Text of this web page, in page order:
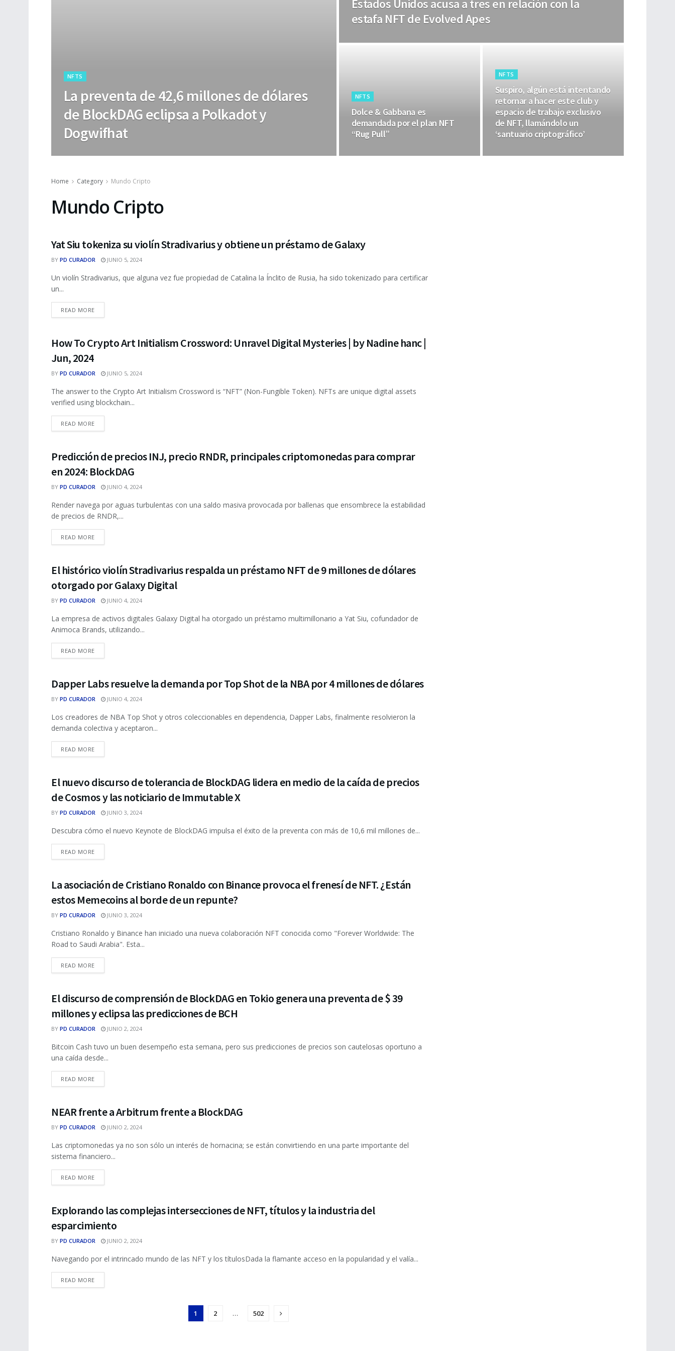
NFTS
La preventa de 42,6 millones de dólares
de BlockDAG eclipsa a Polkadot y
Dogwifhat
Estados Unidos acusa a tres en relación con la
estafa NFT de Evolved Apes
NFTS
Dolce & Gabbana es
demandada por el plan NFT
“Rug Pull”
NFTS
Suspiro, algún está intentando
retornar a hacer este club y
espacio de trabajo exclusivo
de NFT, llamándolo un
‘santuario criptográfico’
Home Category Mundo Cripto
Mundo Cripto
NFTS
Yat Siu tokeniza su violín Stradivarius y obtiene un préstamo de Galaxy
BY PD CURADOR JUNIO 5, 2024
Un violín Stradivarius, que alguna vez fue propiedad de Catalina la Ínclito de Rusia, ha sido tokenizado para certificar
un...
READ MOREDETAILS
NFTS
How To Crypto Art Initialism Crossword: Unravel Digital Mysteries | by Nadine hanc |
Jun, 2024
BY PD CURADOR JUNIO 5, 2024
The answer to the Crypto Art Initialism Crossword is “NFT” (Non-Fungible Token). NFTs are unique digital assets
verified using blockchain...
READ MOREDETAILS
NFTS
Predicción de precios INJ, precio RNDR, principales criptomonedas para comprar
en 2024: BlockDAG
BY PD CURADOR JUNIO 4, 2024
Render navega por aguas turbulentas con una saldo masiva provocada por ballenas que ensombrece la estabilidad
de precios de RNDR,...
READ MOREDETAILS
NFTS
El histórico violín Stradivarius respalda un préstamo NFT de 9 millones de dólares
otorgado por Galaxy Digital
BY PD CURADOR JUNIO 4, 2024
La empresa de activos digitales Galaxy Digital ha otorgado un préstamo multimillonario a Yat Siu, cofundador de
Animoca Brands, utilizando...
READ MOREDETAILS
NFTS
Dapper Labs resuelve la demanda por Top Shot de la NBA por 4 millones de dólares
BY PD CURADOR JUNIO 4, 2024
Los creadores de NBA Top Shot y otros coleccionables en dependencia, Dapper Labs, finalmente resolvieron la
demanda colectiva y aceptaron...
READ MOREDETAILS
NFTS
El nuevo discurso de tolerancia de BlockDAG lidera en medio de la caída de precios
de Cosmos y las noticiario de Immutable X
BY PD CURADOR JUNIO 3, 2024
Descubra cómo el nuevo Keynote de BlockDAG impulsa el éxito de la preventa con más de 10,6 mil millones de...
READ MOREDETAILS
NFTS
La asociación de Cristiano Ronaldo con Binance provoca el frenesí de NFT. ¿Están
estos Memecoins al borde de un repunte?
BY PD CURADOR JUNIO 3, 2024
Cristiano Ronaldo y Binance han iniciado una nueva colaboración NFT conocida como "Forever Worldwide: The
Road to Saudi Arabia". Esta...
READ MOREDETAILS
NFTS
El discurso de comprensión de BlockDAG en Tokio genera una preventa de $ 39
millones y eclipsa las predicciones de BCH
BY PD CURADOR JUNIO 2, 2024
Bitcoin Cash tuvo un buen desempeño esta semana, pero sus predicciones de precios son cautelosas oportuno a
una caída desde...
READ MOREDETAILS
NFTS
NEAR frente a Arbitrum frente a BlockDAG
BY PD CURADOR JUNIO 2, 2024
Las criptomonedas ya no son sólo un interés de hornacina; se están convirtiendo en una parte importante del
sistema financiero...
READ MOREDETAILS
NFTS
Explorando las complejas intersecciones de NFT, títulos y la industria del
esparcimiento
BY PD CURADOR JUNIO 2, 2024
Navegando por el intrincado mundo de las NFT y los títulosDada la flamante acceso en la popularidad y el valía...
READ MOREDETAILS
1 2 … 502